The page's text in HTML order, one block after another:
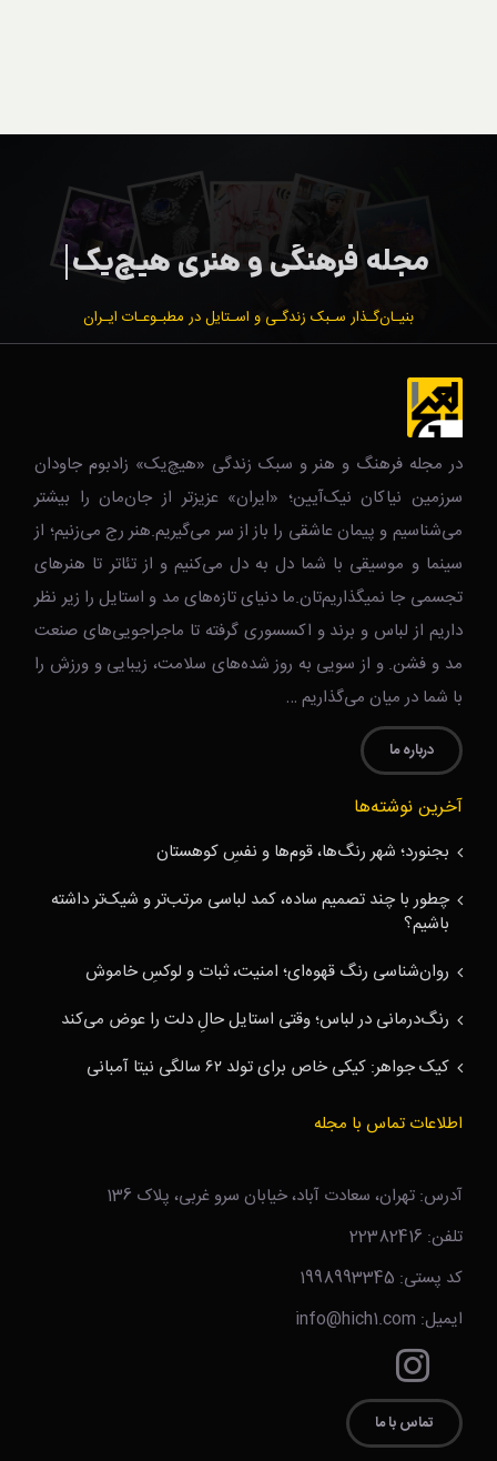
بنیـان‌گـذار سـبک زندگـی و اسـتایل در مطبـوعـات ایـران
در مجله فرهنگ و هنر و سبک زندگی‌ «هیچ‌یک» زادبوم جاودان
سرزمین نیاکان نیک‌‌‌آیین؛ «ایران» عزیزتر از جان‌مان را بیشتر
می‌شناسیم و پیمان عاشقی را باز از سر می‌گیریم.هنر رج می‌زنیم؛ از
سینما و موسیقی با شما دل به دل می‌کنیم و از تئاتر تا هنرهای
تجسمی جا نمیگذاریم‌تان.ما دنیای تازه‌های مد و استایل را زیر نظر
داریم از لباس و برند و اکسسوری گرفته تا ماجراجویی‌های صنعت
مد و فشن. و از سویی به روز شده‌های سلامت، زیبایی و ورزش را
با شما در میان می‌گذاریم …
درباره ما
آخرین نوشته‌ها
بجنورد؛ شهر رنگ‌ها، قوم‌ها و نفسِ کوهستان
چطور با چند تصمیم ساده، کمد لباسی مرتب‌تر و شیک‌تر داشته
باشیم؟
روان‌شناسی رنگ قهوه‌ای؛ امنیت، ثبات و لوکسِ خاموش
رنگ‌درمانی در لباس؛ وقتی استایل حالِ دلت را عوض می‌کند
کیک جواهر: کیکی خاص برای تولد ۶۲ سالگی نیتا آمبانی
اطلاعات تماس با مجله
آدرس: تهران، سعادت آباد، خیابان سرو غربی، پلاک 136
تلفن: 22382416
کد پستی: 1998993345
ایمیل: info@hich1.com
تماس با ما